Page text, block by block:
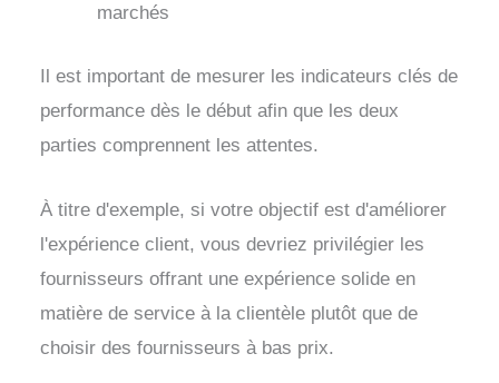
marchés
Il est important de mesurer les indicateurs clés de
performance dès le début afin que les deux
parties comprennent les attentes.
À titre d'exemple, si votre objectif est d'améliorer
l'expérience client, vous devriez privilégier les
fournisseurs offrant une expérience solide en
matière de service à la clientèle plutôt que de
choisir des fournisseurs à bas prix.